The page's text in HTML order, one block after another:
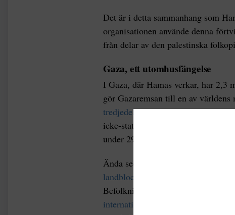
Det är i detta sammanhang som
organisationen använde denna
från delar av den palestinska
Gaza, ett utomhusfängelse
I Gaza, där Hamas verkar, har
gör Gazaremsan till en av
tredjedelar av befolkningenlever
icke-statliga organisationen
under 29 år.
Ända sedan 2007 har området varit
landblockad,
Befolkningen i Gaza är ofta utan
internationellt bistånd